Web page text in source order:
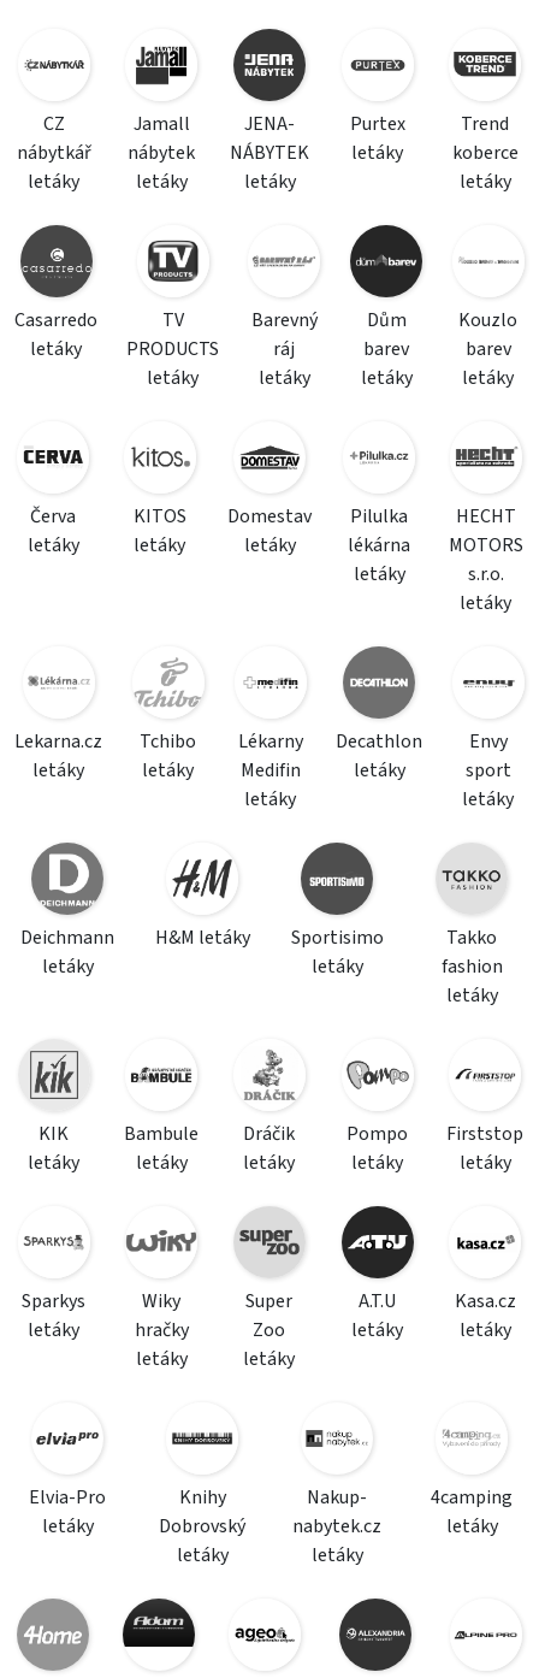
CZ
nábytkář
letáky
Jamall
nábytek
letáky
JENA-
NÁBYTEK
letáky
Purtex
letáky
Trend
koberce
letáky
Casarredo
letáky
TV
PRODUCTS
letáky
Barevný
ráj
letáky
Dům
barev
letáky
Kouzlo
barev
letáky
Červa
letáky
KITOS
letáky
Domestav
letáky
Pilulka
lékárna
letáky
HECHT
MOTORS
s.r.o.
letáky
Lekarna.cz
letáky
Tchibo
letáky
Lékarny
Medifin
letáky
Decathlon
letáky
Envy
sport
letáky
Deichmann
letáky
H&M letáky
Sportisimo
letáky
Takko
fashion
letáky
KIK
letáky
Bambule
letáky
Dráčik
letáky
Pompo
letáky
Firststop
letáky
Sparkys
letáky
Wiky
hračky
letáky
Super
Zoo
letáky
A.T.U
letáky
Kasa.cz
letáky
Elvia-Pro
letáky
Knihy
Dobrovský
letáky
Nakup-
nabytek.cz
letáky
4camping
letáky